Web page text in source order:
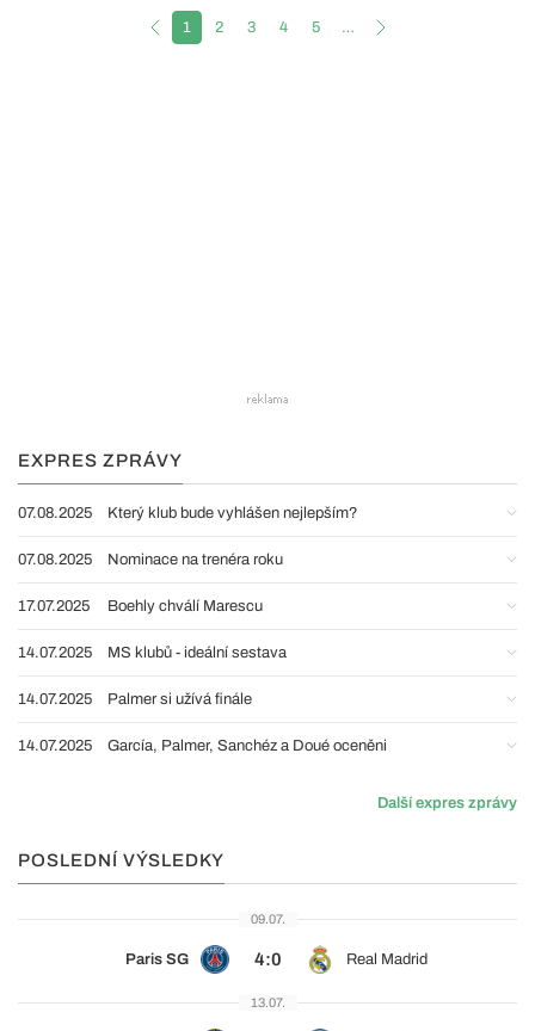
1 2 3 4 5 …
EXPRES ZPRÁVY
07.08.2025 Který klub bude vyhlášen nejlepším?
07.08.2025 Nominace na trenéra roku
17.07.2025 Boehly chválí Marescu
14.07.2025 MS klubů - ideální sestava
14.07.2025 Palmer si užívá finále
14.07.2025 García, Palmer, Sanchéz a Doué oceněni
Další expres zprávy
POSLEDNÍ VÝSLEDKY
09.07.
Paris SG 4:0 Real Madrid
13.07.